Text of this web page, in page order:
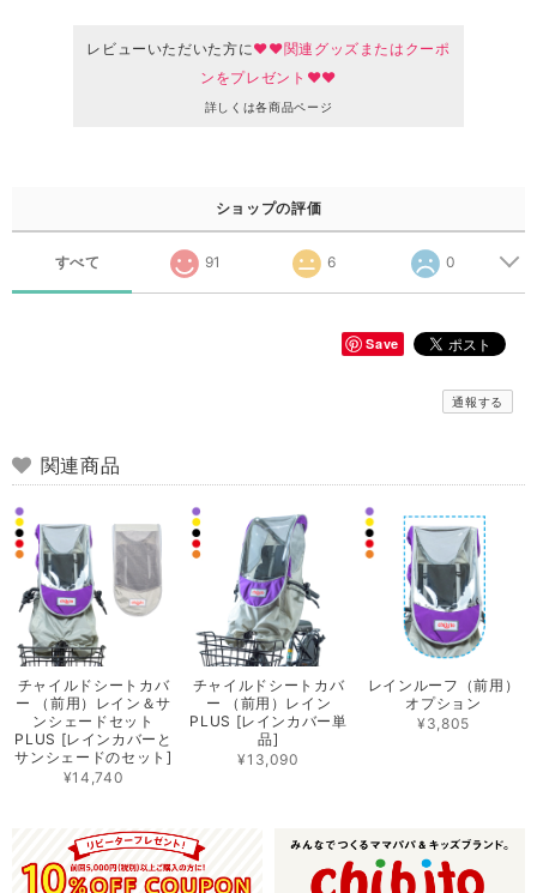
レビューいただいた方に♥♥関連グッズまたはクーポ
ンをプレゼント♥♥
詳しくは各商品ページ
ショップの評価
すべて 91 6 0
Save
通報する
関連商品
チャイルドシートカバ
ー （前用）レイン＆サ
ンシェードセット
PLUS [レインカバーと
サンシェードのセット]
¥14,740
チャイルドシートカバ
ー （前用）レイン
PLUS [レインカバー単
品]
¥13,090
レインルーフ（前用）
オプション
¥3,805